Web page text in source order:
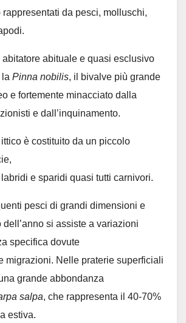
rappresentati da pesci, molluschi,
abituale e quasi esclusivo
Pinna nobilis, il bivalve più grande
e fortemente minacciato dalla
e dall’inquinamento.
ittico è costituito da un piccolo
e sparidi quasi tutti carnivori.
pesci di grandi dimensioni e
dell’anno si assiste a variazioni
specifica dovute
migrazioni. Nelle praterie superficiali
grande abbondanza
salpa, che rappresenta il 40-70%
estiva.